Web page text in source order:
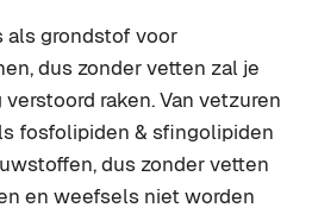
als grondstof voor
dus zonder vetten zal je
raken. Van vetzuren
fosfolipiden & sfingolipiden
dus zonder vetten
en weefsels niet worden